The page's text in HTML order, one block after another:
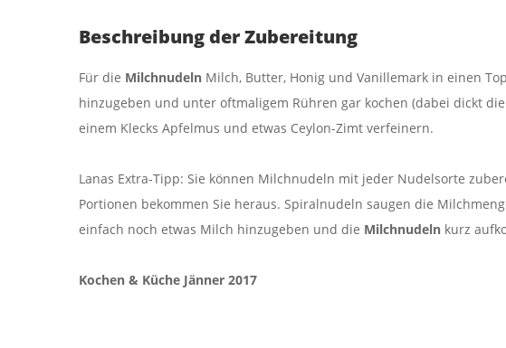
Beschreibung der Zubereitung
Für die Milchnudeln Milch, Butter, Honig und Vanillemark in einen
hinzugeben und unter oftmaligem Rühren gar kochen (dabei dickt
einem Klecks Apfelmus und etwas Ceylon-Zimt verfeinern.
Lanas Extra-Tipp: Sie können Milchnudeln mit jeder Nudelsorte
Portionen bekommen Sie heraus. Spiralnudeln saugen die
einfach noch etwas Milch hinzugeben und die Milchnudeln kurz
Kochen & Küche Jänner 2017